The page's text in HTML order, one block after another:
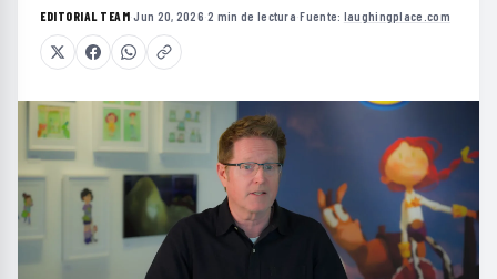
EDITORIAL TEAM·Jun 20, 2026·2 min de lectura·Fuente: laughingplace.com